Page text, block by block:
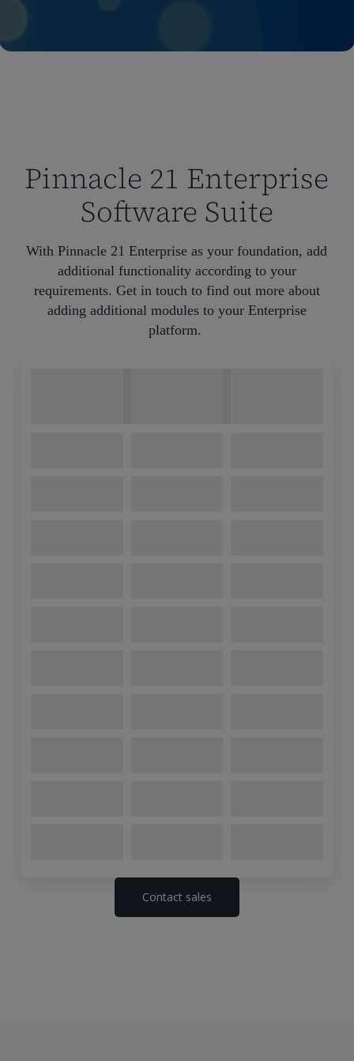
Pinnacle 21 Enterprise
Software Suite
With Pinnacle 21 Enterprise as your foundation, add
additional functionality according to your
requirements. Get in touch to find out more about
adding additional modules to your Enterprise
platform. ​
Contact sales